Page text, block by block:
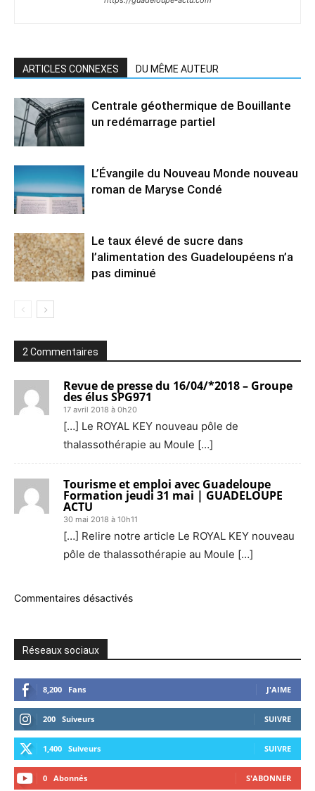
ARTICLES CONNEXES DU MÊME AUTEUR
Centrale géothermique de Bouillante
un redémarrage partiel
L’Évangile du Nouveau Monde nouveau
roman de Maryse Condé
Le taux élevé de sucre dans
l’alimentation des Guadeloupéens n’a
pas diminué
2 Commentaires
Revue de presse du 16/04/*2018 – Groupe
des élus SPG971
17 avril 2018 à 0h20
[…] Le ROYAL KEY nouveau pôle de
thalassothérapie au Moule […]
Tourisme et emploi avec Guadeloupe
Formation jeudi 31 mai | GUADELOUPE
ACTU
30 mai 2018 à 10h11
[…] Relire notre article Le ROYAL KEY nouveau
pôle de thalassothérapie au Moule […]
Commentaires désactivés
Réseaux sociaux
8,200 Fans J'AIME
200 Suiveurs SUIVRE
1,400 Suiveurs SUIVRE
0 Abonnés S'ABONNER